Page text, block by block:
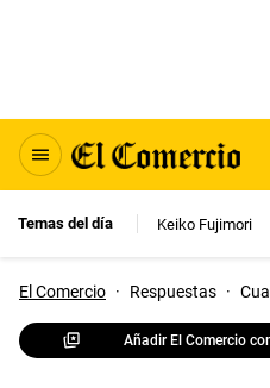
Temas del día Keiko Fujimori
El Comercio · Respuestas ·
Añadir El Comercio